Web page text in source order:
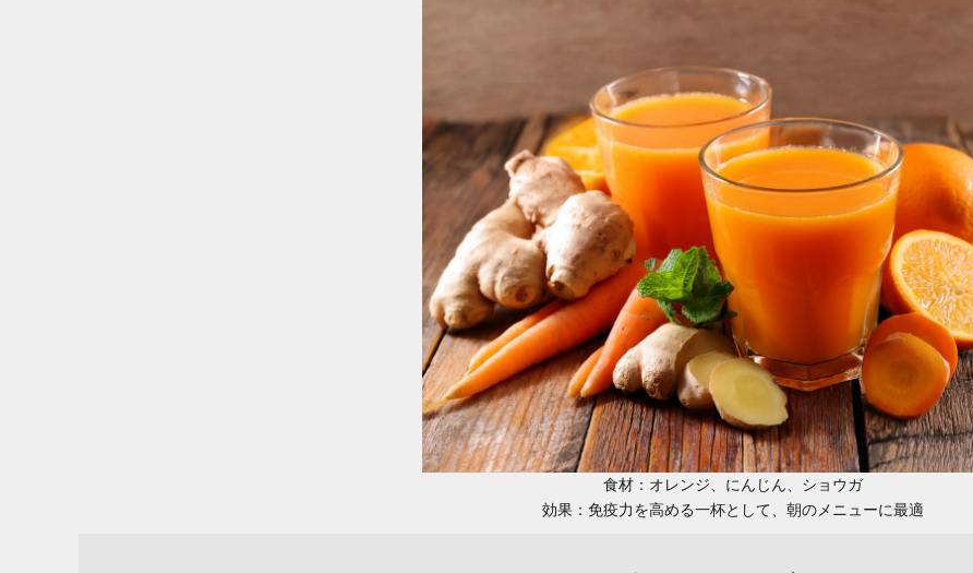
食材：オレンジ、にんじん、ショウガ
効果：免疫力を高める一杯として、朝のメニューに最適